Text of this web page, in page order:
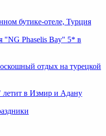
бутике-отеле, Турция
"NG Phaselis Bay" 5* в
отдых на турецкой
в Измир и Адану